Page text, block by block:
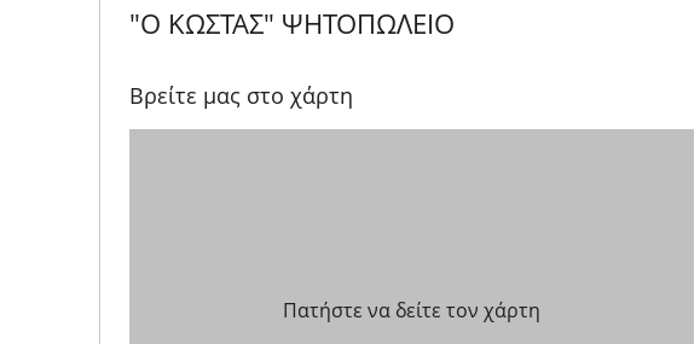
"Ο ΚΩΣΤΑΣ" ΨΗΤΟΠΩΛΕΙΟ
Βρείτε μας στο χάρτη
Πατήστε να δείτε τον χάρτη